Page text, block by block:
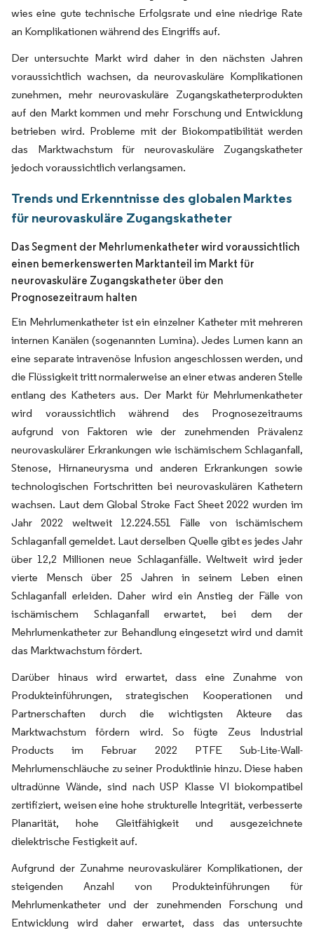
wies eine gute technische Erfolgsrate und eine niedrige Rate
an Komplikationen während des Eingriffs auf.
Der untersuchte Markt wird daher in den nächsten Jahren
voraussichtlich wachsen, da neurovaskuläre Komplikationen
zunehmen, mehr neurovaskuläre Zugangskatheterprodukten
auf den Markt kommen und mehr Forschung und Entwicklung
betrieben wird. Probleme mit der Biokompatibilität werden
das Marktwachstum für neurovaskuläre Zugangskatheter
jedoch voraussichtlich verlangsamen.
Trends und Erkenntnisse des globalen Marktes
für neurovaskuläre Zugangskatheter
Das Segment der Mehrlumenkatheter wird voraussichtlich
einen bemerkenswerten Marktanteil im Markt für
neurovaskuläre Zugangskatheter über den
Prognosezeitraum halten
Ein Mehrlumenkatheter ist ein einzelner Katheter mit mehreren
internen Kanälen (sogenannten Lumina). Jedes Lumen kann an
eine separate intravenöse Infusion angeschlossen werden, und
die Flüssigkeit tritt normalerweise an einer etwas anderen Stelle
entlang des Katheters aus. Der Markt für Mehrlumenkatheter
wird voraussichtlich während des Prognosezeitraums
aufgrund von Faktoren wie der zunehmenden Prävalenz
neurovaskulärer Erkrankungen wie ischämischem Schlaganfall,
Stenose, Hirnaneurysma und anderen Erkrankungen sowie
technologischen Fortschritten bei neurovaskulären Kathetern
wachsen. Laut dem Global Stroke Fact Sheet 2022 wurden im
Jahr 2022 weltweit 12.224.551 Fälle von ischämischem
Schlaganfall gemeldet. Laut derselben Quelle gibt es jedes Jahr
über 12,2 Millionen neue Schlaganfälle. Weltweit wird jeder
vierte Mensch über 25 Jahren in seinem Leben einen
Schlaganfall erleiden. Daher wird ein Anstieg der Fälle von
ischämischem Schlaganfall erwartet, bei dem der
Mehrlumenkatheter zur Behandlung eingesetzt wird und damit
das Marktwachstum fördert.
Darüber hinaus wird erwartet, dass eine Zunahme von
Produkteinführungen, strategischen Kooperationen und
Partnerschaften durch die wichtigsten Akteure das
Marktwachstum fördern wird. So fügte Zeus Industrial
Products im Februar 2022 PTFE Sub-Lite-Wall-
Mehrlumenschläuche zu seiner Produktlinie hinzu. Diese haben
ultradünne Wände, sind nach USP Klasse VI biokompatibel
zertifiziert, weisen eine hohe strukturelle Integrität, verbesserte
Planarität, hohe Gleitfähigkeit und ausgezeichnete
dielektrische Festigkeit auf.
Aufgrund der Zunahme neurovaskulärer Komplikationen, der
steigenden Anzahl von Produkteinführungen für
Mehrlumenkatheter und der zunehmenden Forschung und
Entwicklung wird daher erwartet, dass das untersuchte